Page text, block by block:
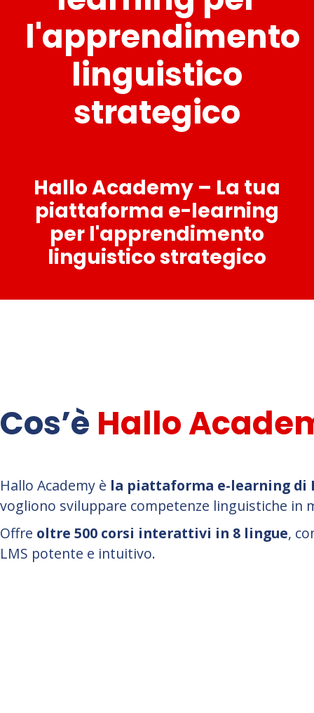
l'apprendimento
linguistico
strategico
Hallo Academy – La tua
piattaforma e-learning
per l'apprendimento
linguistico strategico
Cos’è Hallo
Hallo Academy è la piattaforma e-learning
vogliono sviluppare competenze linguistiche in
Offre oltre 500 corsi interattivi in 8 lingue,
LMS potente e intuitivo.